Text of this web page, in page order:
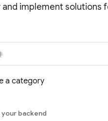
and implement solutions
a category
your backend